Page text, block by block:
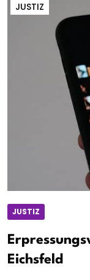
JUSTIZ
JUSTIZ
Eichsfeld